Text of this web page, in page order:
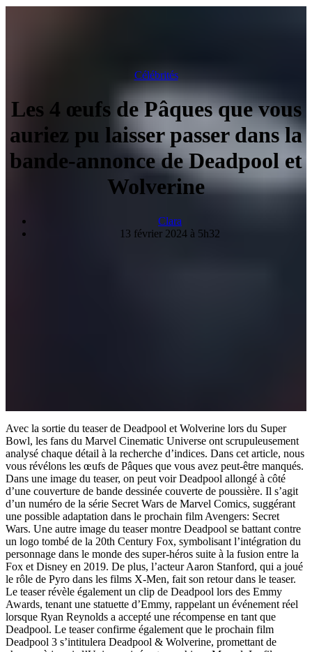
Célébrités
Les 4 œufs de Pâques que vous
auriez pu laisser passer dans la
bande-annonce de Deadpool et
Wolverine
Clara
13 février 2024 à 5h32
Avec la sortie du teaser de Deadpool et Wolverine lors du Super
Bowl, les fans du Marvel Cinematic Universe ont scrupuleusement
analysé chaque détail à la recherche d’indices. Dans cet article, nous
vous révélons les œufs de Pâques que vous avez peut-être manqués.
Dans une image du teaser, on peut voir Deadpool allongé à côté
d’une couverture de bande dessinée couverte de poussière. Il s’agit
d’un numéro de la série Secret Wars de Marvel Comics, suggérant
une possible adaptation dans le prochain film Avengers: Secret
Wars. Une autre image du teaser montre Deadpool se battant contre
un logo tombé de la 20th Century Fox, symbolisant l’intégration du
personnage dans le monde des super-héros suite à la fusion entre la
Fox et Disney en 2019. De plus, l’acteur Aaron Stanford, qui a joué
le rôle de Pyro dans les films X-Men, fait son retour dans le teaser.
Le teaser révèle également un clip de Deadpool lors des Emmy
Awards, tenant une statuette d’Emmy, rappelant un événement réel
lorsque Ryan Reynolds a accepté une récompense en tant que
Deadpool. Le teaser confirme également que le prochain film
Deadpool 3 s’intitulera Deadpool & Wolverine, promettant de